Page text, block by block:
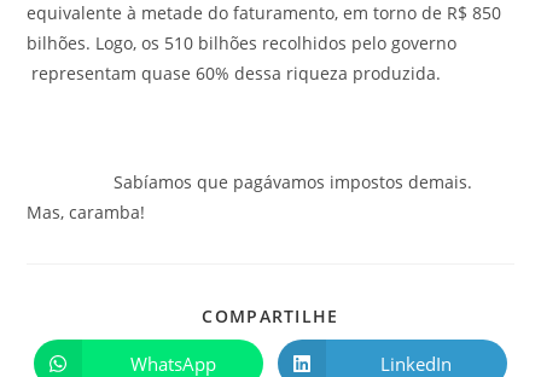
equivalente à metade do faturamento, em torno de R$ 850
bilhões. Logo, os 510 bilhões recolhidos pelo governo
representam quase 60% dessa riqueza produzida.
Sabíamos que pagávamos impostos demais.
Mas, caramba!
COMPARTILHE
WhatsApp LinkedIn